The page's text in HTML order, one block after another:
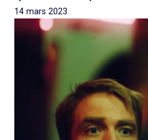
14 mars 2023